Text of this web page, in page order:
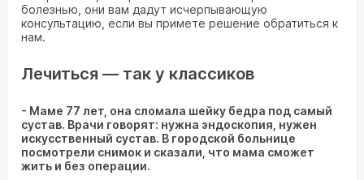
болезнью, они вам дадут исчерпывающую
консультацию, если вы примете решение обратиться к
нам.
Лечиться — так у классиков
- Маме 77 лет, она сломала шейку бедра под самый
сустав. Врачи говорят: нужна эндоскопия, нужен
искусственный сустав. В городской больнице
посмотрели снимок и сказали, что мама сможет
жить и без операции.